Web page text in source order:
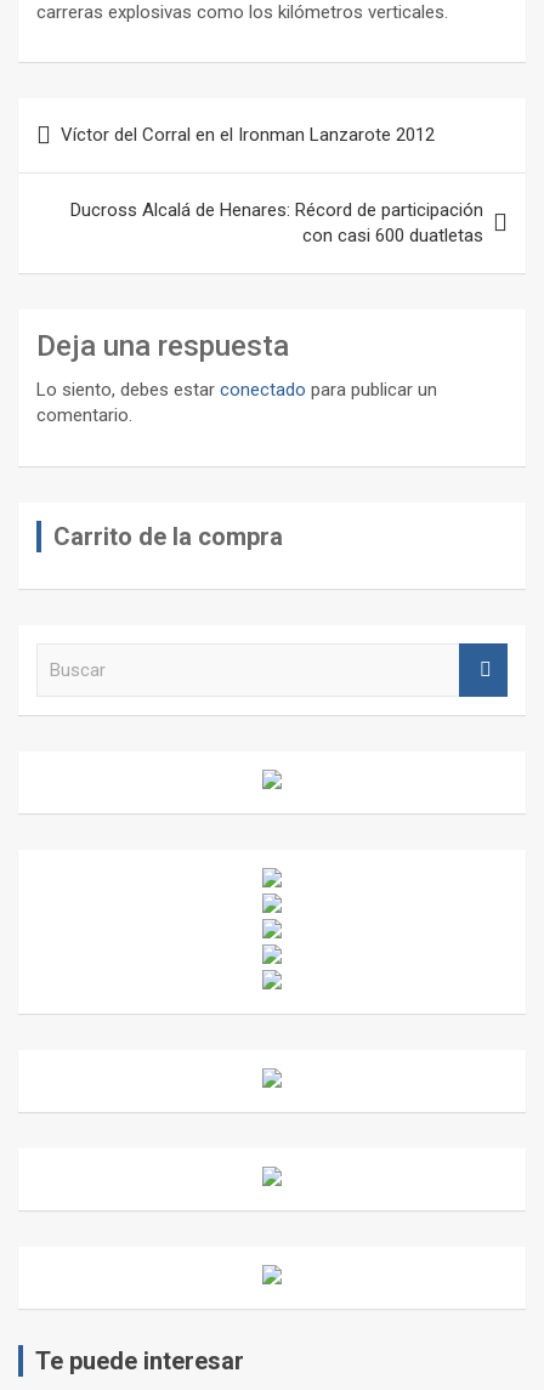
carreras explosivas como los kilómetros verticales.
de
entradas
Víctor del Corral en el Ironman Lanzarote 2012
Ducross Alcalá de Henares: Récord de participación
con casi 600 duatletas
Deja una respuesta
Lo siento, debes estar conectado para publicar un
comentario.
Carrito de la compra
Te puede interesar